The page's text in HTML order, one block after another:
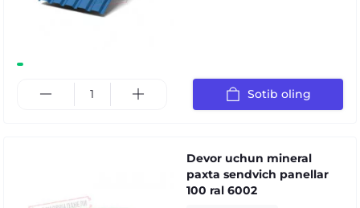
Sotib oling
Devor uchun mineral
paxta sendvich panellar
100 ral 6002